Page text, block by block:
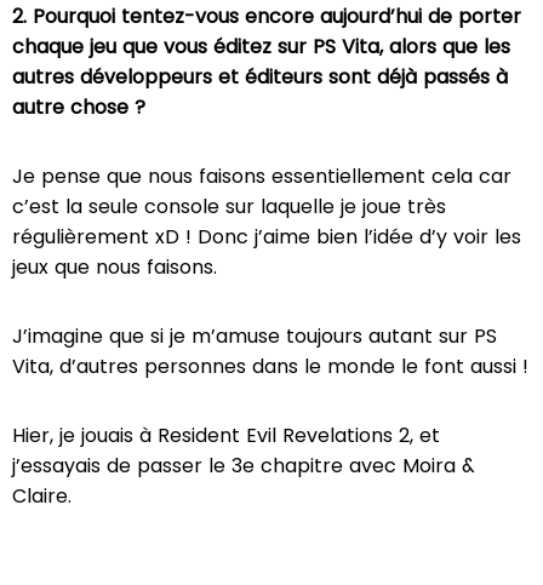
2. Pourquoi tentez-vous encore aujourd’hui de porter
chaque jeu que vous éditez sur PS Vita, alors que les
autres développeurs et éditeurs sont déjà passés à
autre chose ?
Je pense que nous faisons essentiellement cela car
c’est la seule console sur laquelle je joue très
régulièrement xD ! Donc j’aime bien l’idée d’y voir les
jeux que nous faisons.
J’imagine que si je m’amuse toujours autant sur PS
Vita, d’autres personnes dans le monde le font aussi !
Hier, je jouais à Resident Evil Revelations 2, et
j’essayais de passer le 3e chapitre avec Moira &
Claire.